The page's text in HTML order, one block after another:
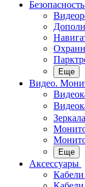
Безопасность
Еще
Видео.
Еще
Аксессуары
Кабели